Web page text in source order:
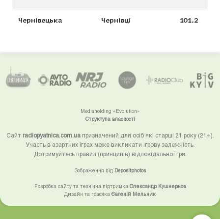
Чернівецька Чернівці 101.2
Mediaholding «Evolution»
Структупа власності
Сайт radiopyatnica.com.uaпризначений для осіб які старші 21 року (21+).
Участь в азартних іграх може викликати ігрову залежність.
Дотримуйтесь правил (принципів) відповідальної гри.
Зображення від Depositphotos
Розробка сайту та технічна підтримка Олександр Кушнерьов
Дизайн та графіка Євгеній Мельник